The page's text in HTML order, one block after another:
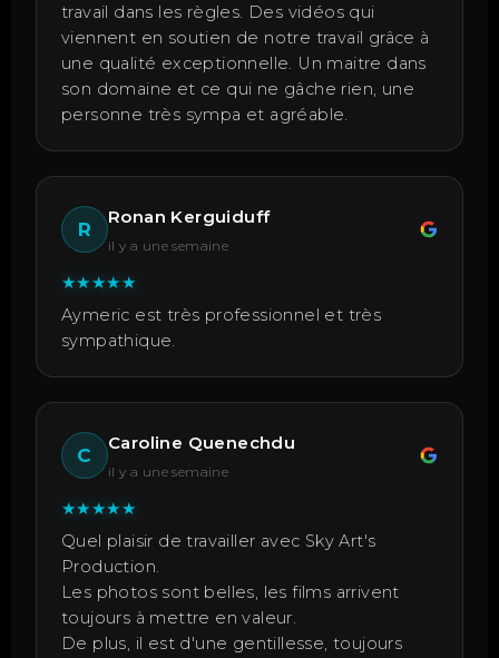
travail dans les règles. Des vidéos qui
viennent en soutien de notre travail grâce à
une qualité exceptionnelle. Un maitre dans
son domaine et ce qui ne gâche rien, une
personne très sympa et agréable.
R
Ronan Kerguiduff
il y a une semaine
★★★★★
Aymeric est très professionnel et très
sympathique.
C
Caroline Quenechdu
il y a une semaine
★★★★★
Quel plaisir de travailler avec Sky Art's
Production.
Les photos sont belles, les films arrivent
toujours à mettre en valeur.
De plus, il est d'une gentillesse, toujours